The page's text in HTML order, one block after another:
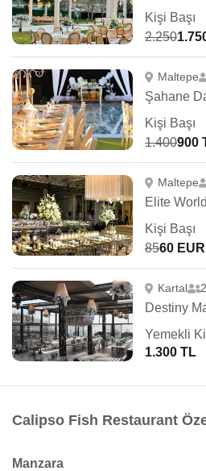
Kişi Başı
2.250
Maltepe
Şahane
Kişi Başı
1.400900
Maltepe
Kişi Başı
8560 EUR
Kartal
Yemekli
1.300 TL
Calipso Fish Restaurant
Manzara